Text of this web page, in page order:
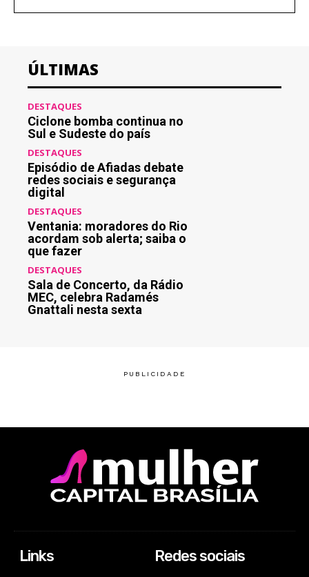
ÚLTIMAS
DESTAQUES
Ciclone bomba continua no
Sul e Sudeste do país
DESTAQUES
Episódio de Afiadas debate
redes sociais e segurança
digital
DESTAQUES
Ventania: moradores do Rio
acordam sob alerta; saiba o
que fazer
DESTAQUES
Sala de Concerto, da Rádio
MEC, celebra Radamés
Gnattali nesta sexta
Links Redes sociais